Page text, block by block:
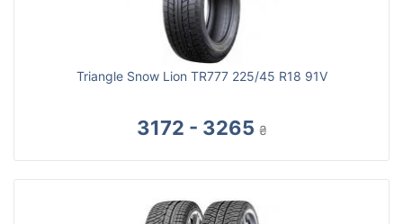
Triangle Snow Lion TR777 225/45 R18 91V
3172 - 3265 ₴